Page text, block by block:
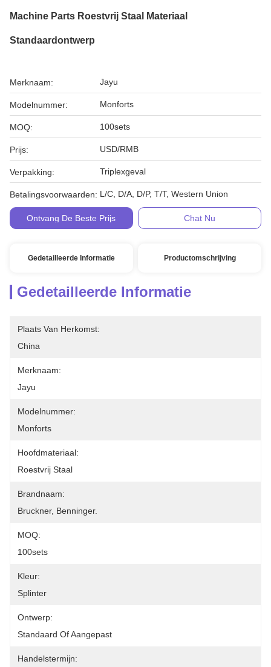
Machine Parts Roestvrij Staal Materiaal
Standaardontwerp
Merknaam: Jayu
Modelnummer: Monforts
MOQ: 100sets
Prijs: USD/RMB
Verpakking: Triplexgeval
Betalingsvoorwaarden: L/C, D/A, D/P, T/T, Western Union
Ontvang De Beste Prijs Chat Nu
Gedetailleerde Informatie Productomschrijving
Gedetailleerde Informatie
Plaats Van Herkomst:
China
Merknaam:
Jayu
Modelnummer:
Monforts
Hoofdmateriaal:
Roestvrij Staal
Brandnaam:
Bruckner, Benninger.
MOQ:
100sets
Kleur:
Splinter
Ontwerp:
Standaard Of Aangepast
Handelstermijn: